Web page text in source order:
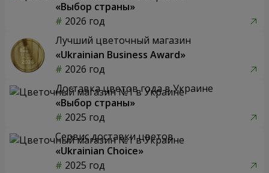
«Выбор страны»
2026 год
Лучший цветочный магазин
«Ukrainian Business Award»
2026 год
Доставка цветов года в Украине
«Выбор страны»
2025 год
Сервис доставки цветов
«Ukrainian Choice»
2025 год